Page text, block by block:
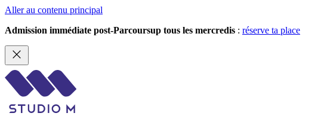
Aller au contenu principal
Admission immédiate post-Parcoursup tous les mercredis : réserve ta place